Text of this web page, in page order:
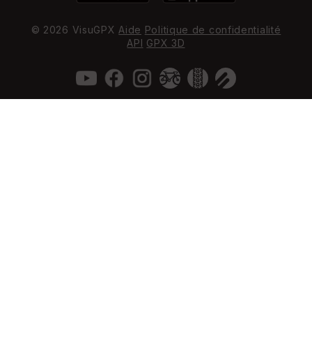
© 2026 VisuGPX Aide Politique de confidentialité
API GPX 3D